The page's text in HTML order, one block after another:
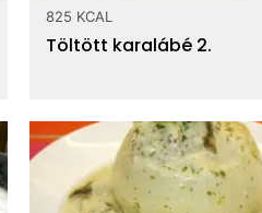
825 KCAL
Töltött karalábé 2.